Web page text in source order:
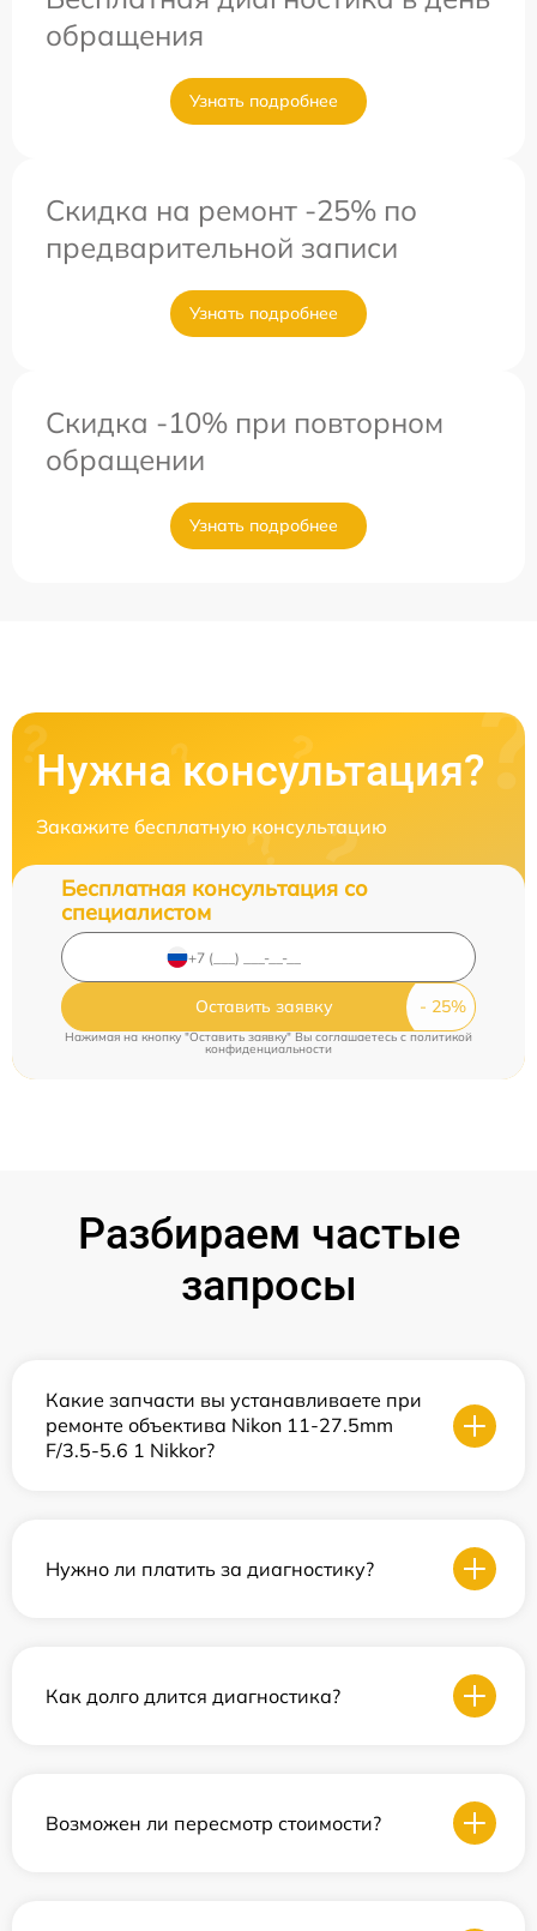
обращения
Узнать подробнее
Скидка на ремонт -25% по
предварительной записи
Узнать подробнее
Скидка -10% при повторном
обращении
Узнать подробнее
Нужна консультация?
Закажите бесплатную консультацию
Бесплатная консультация со
специалистом
Оставить заявку
Нажимая на кнопку "Оставить заявку" Вы соглашаетесь cполитикой
конфиденциальности
Разбираем частые
запросы
Какие запчасти вы устанавливаете при
ремонте объектива Nikon 11-27.5mm
F/3.5-5.6 1 Nikkor?
Нужно ли платить за диагностику?
Как долго длится диагностика?
Возможен ли пересмотр стоимости?